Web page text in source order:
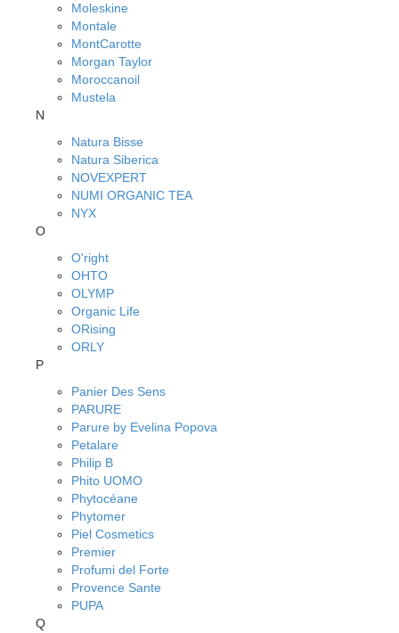
Moleskine
Montale
MontCarotte
Morgan Taylor
Moroccanoil
Mustela
N
Natura Bisse
Natura Siberica
NOVEXPERT
NUMI ORGANIC TEA
NYX
O
O'right
OHTO
OLYMP
Organic Life
ORising
ORLY
P
Panier Des Sens
PARURE
Parure by Evelina Popova
Petalare
Philip B
Phito UOMO
Phytocéane
Phytomer
Piel Cosmetics
Premier
Profumi del Forte
Provence Sante
PUPA
Q